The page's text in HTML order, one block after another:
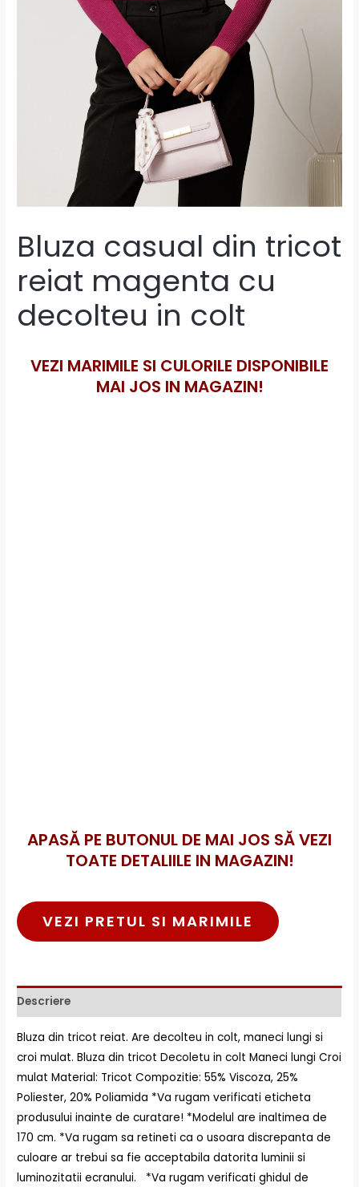
Bluza casual din tricot
reiat magenta cu
decolteu in colt
VEZI MARIMILE SI CULORILE DISPONIBILE
MAI JOS IN MAGAZIN!
APASĂ PE BUTONUL DE MAI JOS SĂ VEZI
TOATE DETALIILE IN MAGAZIN!
VEZI PRETUL SI MARIMILE
Descriere
Bluza din tricot reiat. Are decolteu in colt, maneci lungi si
croi mulat. Bluza din tricot Decoletu in colt Maneci lungi Croi
mulat Material: Tricot Compozitie: 55% Viscoza, 25%
Poliester, 20% Poliamida *Va rugam verificati eticheta
produsului inainte de curatare! *Modelul are inaltimea de
170 cm. *Va rugam sa retineti ca o usoara discrepanta de
culoare ar trebui sa fie acceptabila datorita luminii si
luminozitatii ecranului. *Va rugam verificati ghidul de